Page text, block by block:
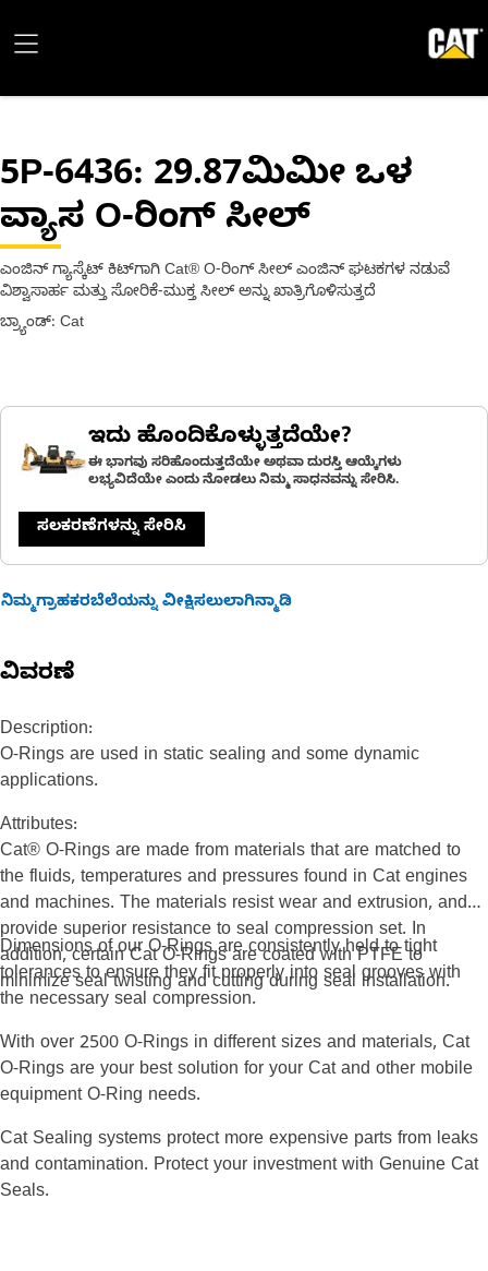
5P-6436: 29.87ಮಿಮೀ ಒಳ
ವ್ಯಾಸ O-ರಿಂಗ್ ಸೀಲ್
ಎಂಜಿನ್ ಗ್ಯಾಸ್ಕೆಟ್ ಕಿಟ್‌ಗಾಗಿ Cat® O-ರಿಂಗ್ ಸೀಲ್ ಎಂಜಿನ್ ಘಟಕಗಳ ನಡುವೆ
ವಿಶ್ವಾಸಾರ್ಹ ಮತ್ತು ಸೋರಿಕೆ-ಮುಕ್ತ ಸೀಲ್ ಅನ್ನು ಖಾತ್ರಿಗೊಳಿಸುತ್ತದೆ
ಬ್ರ್ಯಾಂಡ್: Cat
ಇದು ಹೊಂದಿಕೊಳ್ಳುತ್ತದೆಯೇ?
ಈ ಭಾಗವು ಸರಿಹೊಂದುತ್ತದೆಯೇ ಅಥವಾ ದುರಸ್ತಿ ಆಯ್ಕೆಗಳು
ಲಭ್ಯವಿದೆಯೇ ಎಂದು ನೋಡಲು ನಿಮ್ಮ ಸಾಧನವನ್ನು ಸೇರಿಸಿ.
ಸಲಕರಣೆಗಳನ್ನು ಸೇರಿಸಿ
ನಿಮ್ಮಗ್ರಾಹಕರಬೆಲೆಯನ್ನು ವೀಕ್ಷಿಸಲುಲಾಗಿನ್ಮಾಡಿ
ವಿವರಣೆ
Description:
O-Rings are used in static sealing and some dynamic
applications.
Attributes:
Cat® O-Rings are made from materials that are matched to
the fluids, temperatures and pressures found in Cat engines
and machines. The materials resist wear and extrusion, and
provide superior resistance to seal compression set. In
addition, certain Cat O-Rings are coated with PTFE to
minimize seal twisting and cutting during seal installation.
Dimensions of our O-Rings are consistently held to tight
tolerances to ensure they fit properly into seal grooves with
the necessary seal compression.
With over 2500 O-Rings in different sizes and materials, Cat
O-Rings are your best solution for your Cat and other mobile
equipment O-Ring needs.
Cat Sealing systems protect more expensive parts from leaks
and contamination. Protect your investment with Genuine Cat
Seals.